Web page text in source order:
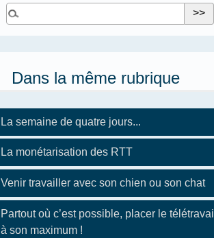
Dans la même rubrique
La semaine de quatre jours...
La monétarisation des RTT
Venir travailler avec son chien ou son chat
Partout où c’est possible, placer le télétravail
à son maximum !